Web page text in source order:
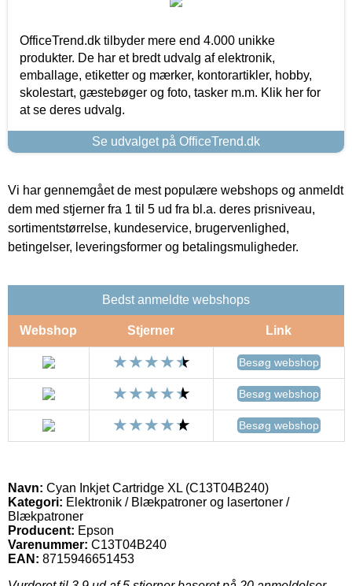
OfficeTrend.dk tilbyder mere end 4.000 unikke
produkter. De har et bredt udvalg af elektronik,
emballage, etiketter og mærker, kontorartikler, hobby,
skolestart, gæstebøger og foto, tasker m.m. Klik her for
at se deres udvalg.
Se udvalget på OfficeTrend.dk
Vi har gennemgået de mest populære webshops og anmeldt
dem med stjerner fra 1 til 5 ud fra bl.a. deres prisniveau,
sortimentstørrelse, kundeservice, brugervenlighed,
betingelser, leveringsformer og betalingsmuligheder.
Bedst anmeldte webshops
Webshop Stjerner Link
Besøg webshop
Besøg webshop
Besøg webshop
Navn: Cyan Inkjet Cartridge XL (C13T04B240)
Kategori: Elektronik / Blækpatroner og lasertoner /
Blækpatroner
Producent: Epson
Varenummer: C13T04B240
EAN: 8715946651453